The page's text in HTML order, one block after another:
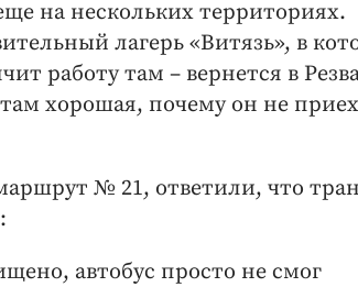
на нескольких территориях.
лагерь «Витязь», в
работу там – вернется в
там хорошая, почему он не
№ 21, ответили, что
автобус просто не смог